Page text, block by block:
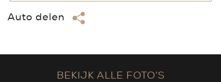
Auto delen
BEKIJK ALLE FOTO’S